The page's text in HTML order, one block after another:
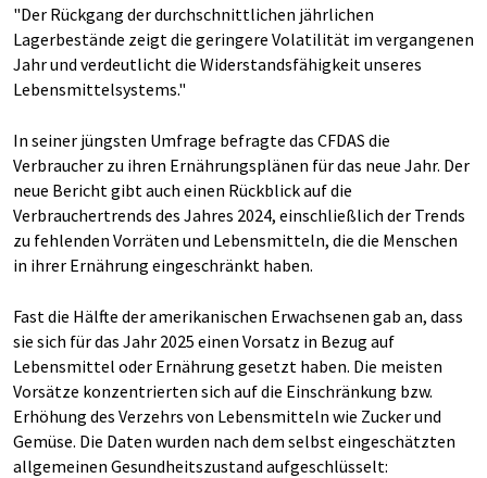
"Der Rückgang der durchschnittlichen jährlichen
Lagerbestände zeigt die geringere Volatilität im vergangenen
Jahr und verdeutlicht die Widerstandsfähigkeit unseres
Lebensmittelsystems."
In seiner jüngsten Umfrage befragte das CFDAS die
Verbraucher zu ihren Ernährungsplänen für das neue Jahr. Der
neue Bericht gibt auch einen Rückblick auf die
Verbrauchertrends des Jahres 2024, einschließlich der Trends
zu fehlenden Vorräten und Lebensmitteln, die die Menschen
in ihrer Ernährung eingeschränkt haben.
Fast die Hälfte der amerikanischen Erwachsenen gab an, dass
sie sich für das Jahr 2025 einen Vorsatz in Bezug auf
Lebensmittel oder Ernährung gesetzt haben. Die meisten
Vorsätze konzentrierten sich auf die Einschränkung bzw.
Erhöhung des Verzehrs von Lebensmitteln wie Zucker und
Gemüse. Die Daten wurden nach dem selbst eingeschätzten
allgemeinen Gesundheitszustand aufgeschlüsselt: